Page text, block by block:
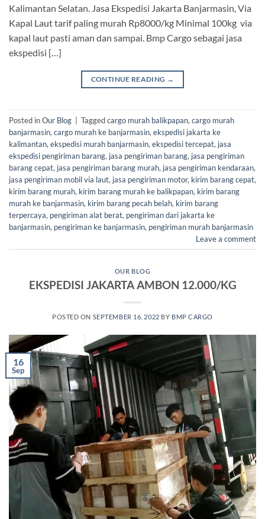
Kalimantan Selatan. Jasa Ekspedisi Jakarta Banjarmasin, Via
Kapal Laut tarif paling murah Rp8000/kg Minimal 100kg via
kapal laut pasti aman dan sampai. Bmp Cargo sebagai jasa
ekspedisi […]
CONTINUE READING →
Posted inOur Blog Taggedcargo murah balikpapan, cargo murah
banjarmasin, cargo murah ke banjarmasin, ekspedisi jakarta ke
kalimantan, ekspedisi murah banjarmasin, ekspedisi tercepat, jasa
ekspedisi pengiriman barang, jasa pengiriman barang, jasa pengiriman
barang cepat, jasa pengiriman barang murah, jasa pengiriman kendaraan,
jasa pengiriman mobil via laut, jasa pengiriman motor, kirim barang cepat,
kirim barang murah, kirim barang murah ke balikpapan, kirim barang
murah ke banjarmasin, kirim barang pecah belah, kirim barang
terpercaya, pengiriman alat berat, pengiriman dari jakarta ke
banjarmasin, pengiriman ke banjarmasin, pengiriman murah banjarmasin
Leave a comment
OUR BLOG
EKSPEDISI JAKARTA AMBON 12.000/KG
POSTED ON SEPTEMBER 16, 2022 BY BMP CARGO
16
Sep